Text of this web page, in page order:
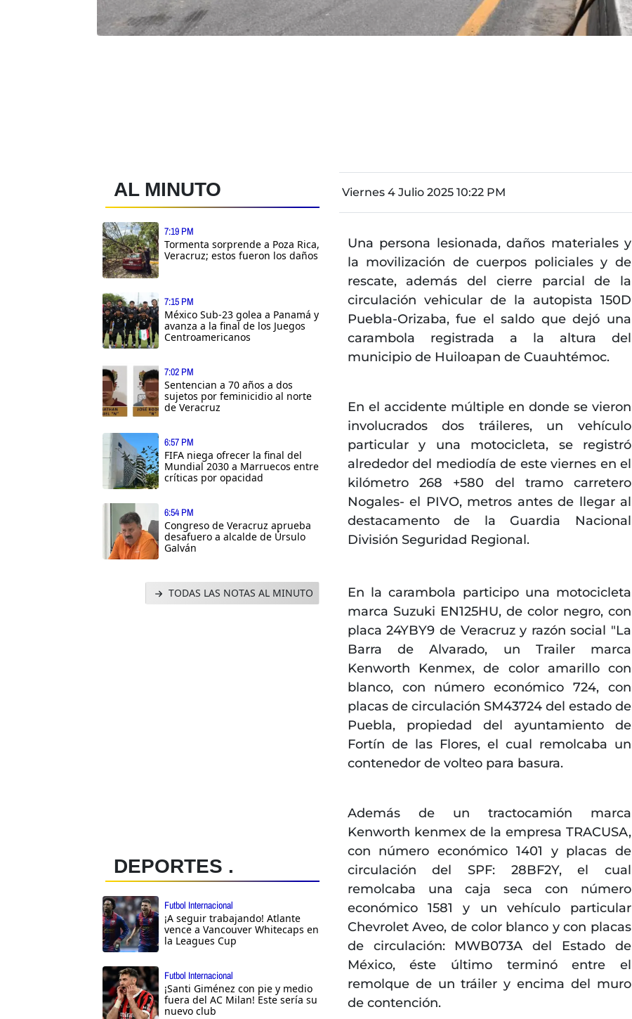
AL MINUTO
7:19 PM
Tormenta sorprende a Poza Rica,
Veracruz; estos fueron los daños
7:15 PM
México Sub-23 golea a Panamá y
avanza a la final de los Juegos
Centroamericanos
7:02 PM
Sentencian a 70 años a dos
sujetos por feminicidio al norte
de Veracruz
6:57 PM
FIFA niega ofrecer la final del
Mundial 2030 a Marruecos entre
críticas por opacidad
6:54 PM
Congreso de Veracruz aprueba
desafuero a alcalde de Úrsulo
Galván
TODAS LAS NOTAS AL MINUTO
DEPORTES .
Futbol Internacional
¡A seguir trabajando! Atlante
vence a Vancouver Whitecaps en
la Leagues Cup
Futbol Internacional
¡Santi Giménez con pie y medio
fuera del AC Milan! Este sería su
nuevo club
Viernes 4 Julio 2025 10:22 PM
Una persona lesionada, daños materiales y
la movilización de cuerpos policiales y de
rescate, además del cierre parcial de la
circulación vehicular de la autopista 150D
Puebla-Orizaba, fue el saldo que dejó una
carambola registrada a la altura del
municipio de Huiloapan de Cuauhtémoc.
En el accidente múltiple en donde se vieron
involucrados dos tráileres, un vehículo
particular y una motocicleta, se registró
alrededor del mediodía de este viernes en el
kilómetro 268 +580 del tramo carretero
Nogales- el PIVO, metros antes de llegar al
destacamento de la Guardia Nacional
División Seguridad Regional.
En la carambola participo una motocicleta
marca Suzuki EN125HU, de color negro, con
placa 24YBY9 de Veracruz y razón social "La
Barra de Alvarado, un Trailer marca
Kenworth Kenmex, de color amarillo con
blanco, con número económico 724, con
placas de circulación SM43724 del estado de
Puebla, propiedad del ayuntamiento de
Fortín de las Flores, el cual remolcaba un
contenedor de volteo para basura.
Además de un tractocamión marca
Kenworth kenmex de la empresa TRACUSA,
con número económico 1401 y placas de
circulación del SPF: 28BF2Y, el cual
remolcaba una caja seca con número
económico 1581 y un vehículo particular
Chevrolet Aveo, de color blanco y con placas
de circulación: MWB073A del Estado de
México, éste último terminó entre el
remolque de un tráiler y encima del muro
de contención.